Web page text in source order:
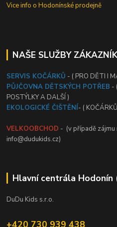
Vice info o Hodonínské prodejně
NAŠE SLUŽBY
SERVIS KOČÁRKŮ - ( PRO DĚTI I
PŮJČOVNA DĚTSKÝCH POTŘEB -
POSTÝLKY A DALŠÍ )
EKOLOGICKÉ ČIŠTĚNÍ- (
VELKOOBCHOD - (v případě zájmu
info@dudukids.cz)
Hlavní centrála Hodonín
DuDu Kids s.r.o.
+420 730 939 438